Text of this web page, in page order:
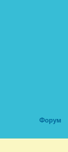
Форум